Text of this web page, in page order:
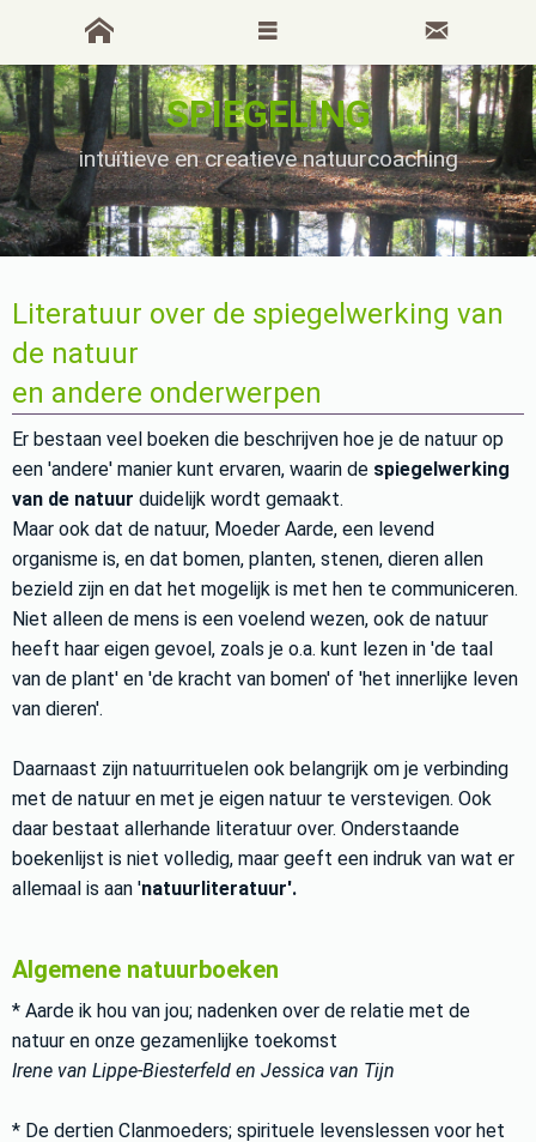
SPIEGELING
intuïtieve en creatieve natuurcoaching
Literatuur over de spiegelwerking van
de natuur
en andere onderwerpen
Er bestaan veel boeken die beschrijven hoe je de natuur op
een 'andere' manier kunt ervaren, waarin de spiegelwerking
van de natuur duidelijk wordt gemaakt.
Maar ook dat de natuur, Moeder Aarde, een levend
organisme is, en dat bomen, planten, stenen, dieren allen
bezield zijn en dat het mogelijk is met hen te communiceren.
Niet alleen de mens is een voelend wezen, ook de natuur
heeft haar eigen gevoel, zoals je o.a. kunt lezen in 'de taal
van de plant' en 'de kracht van bomen' of 'het innerlijke leven
van dieren'.
Daarnaast zijn natuurrituelen ook belangrijk om je verbinding
met de natuur en met je eigen natuur te verstevigen. Ook
daar bestaat allerhande literatuur over. Onderstaande
boekenlijst is niet volledig, maar geeft een indruk van wat er
allemaal is aan 'natuurliteratuur'.
Algemene natuurboeken
* Aarde ik hou van jou; nadenken over de relatie met de
natuur en onze gezamenlijke toekomst
Irene van Lippe-Biesterfeld en Jessica van Tijn
* De dertien Clanmoeders; spirituele levenslessen voor het